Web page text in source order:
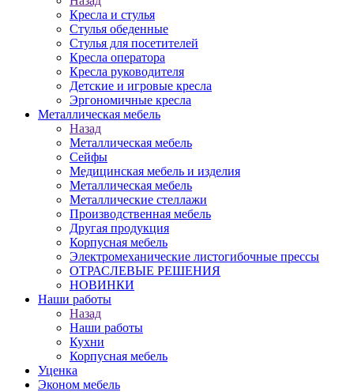
Кресла и стулья
Стулья обеденные
Стулья для посетителей
Кресла оператора
Кресла руководителя
Детские и игровые кресла
Эргономичные кресла
Металлическая мебель
Назад
Металлическая мебель
Сейфы
Медицинская мебель и изделия
Металлическая мебель
Металлические стеллажи
Производственная мебель
Другая продукция
Корпусная мебель
Электромеханические листогибочные прессы
ОТРАСЛЕВЫЕ РЕШЕНИЯ
НОВИНКИ
Наши работы
Назад
Наши работы
Кухни
Корпусная мебель
Уценка
Эконом мебель